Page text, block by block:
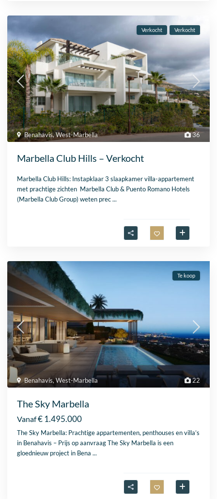
36
Benahavis,West-Marbella
Verkocht Verkocht
Marbella Club Hills – Verkocht
Marbella Club Hills: Instapklaar 3 slaapkamer villa-appartement
met prachtige zichten Marbella Club & Puento Romano Hotels
(Marbella Club Group) weten prec...
22
Benahavis,West-Marbella
Te koop
The Sky Marbella
Vanaf€ 1.495.000
The Sky Marbella: Prachtige appartementen, penthouses en villa’s
in Benahavis – Prijs op aanvraag The Sky Marbella is een
gloednieuw project in Bena...